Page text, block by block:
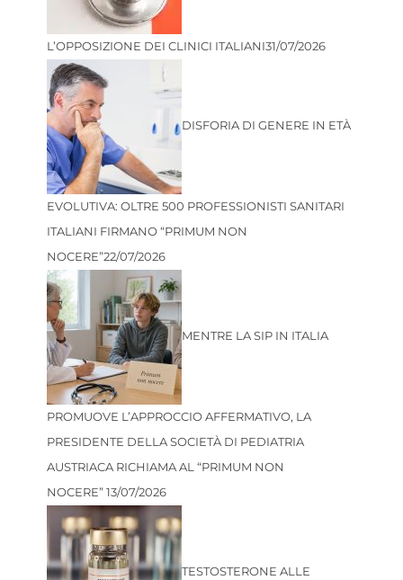
L’OPPOSIZIONE DEI CLINICI ITALIANI31/07/2026
DISFORIA DI GENERE IN ETÀ
EVOLUTIVA: OLTRE 500 PROFESSIONISTI SANITARI
ITALIANI FIRMANO “PRIMUM NON
NOCERE”22/07/2026
MENTRE LA SIP IN ITALIA
PROMUOVE L’APPROCCIO AFFERMATIVO, LA
PRESIDENTE DELLA SOCIETÀ DI PEDIATRIA
AUSTRIACA RICHIAMA AL “PRIMUM NON
NOCERE”13/07/2026
TESTOSTERONE ALLE